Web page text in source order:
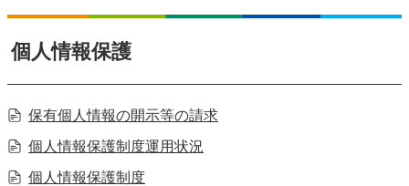
個人情報保護
保有個人情報の開示等の請求
個人情報保護制度運用状況
個人情報保護制度